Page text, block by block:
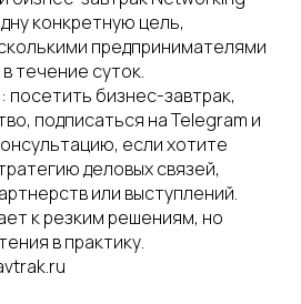
конкретную цель,
предпринимателями
течение суток.
бизнес-завтрак,
подписаться на Telegram и
если хотите
деловых связей,
или выступлений.
к резким решениям, но
в практику.